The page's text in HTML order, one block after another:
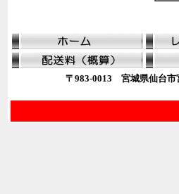
〒983-0013 宮城県仙台市